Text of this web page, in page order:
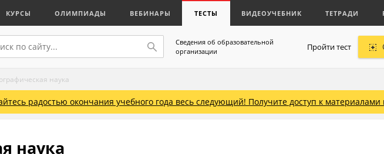
КУРСЫ ОЛИМПИАДЫ ВЕБИНАРЫ ТЕСТЫ ВИДЕОУЧЕБНИК ТЕТРАДИ
Сведения об образовательной
организации
Пройти тест
наука
радостью окончания учебного года весь следующий! Получите доступ к материалами
наука